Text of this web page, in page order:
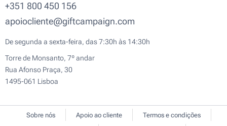
+351 800 450 156
apoiocliente@giftcampaign.com
De segunda a sexta-feira, das 7:30h às 14:30h
Torre de Monsanto, 7º andar
Rua Afonso Praça, 30
1495-061 Lisboa
Sobre nós Apoio ao cliente
Termos e condições